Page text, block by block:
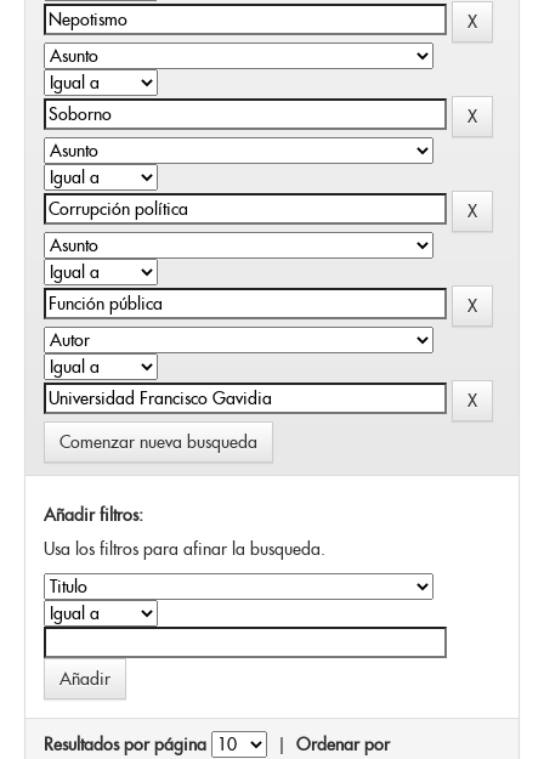
Comenzar nueva busqueda
Añadir filtros:
Usa los filtros para afinar la busqueda.
Resultados por página | Ordenar por